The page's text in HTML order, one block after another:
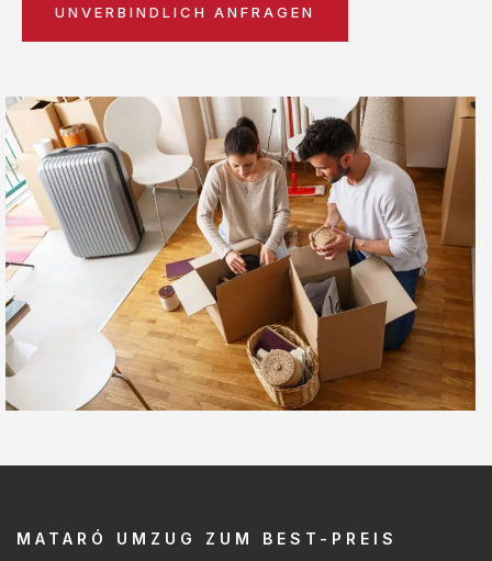
UNVERBINDLICH ANFRAGEN
MATARÓ UMZUG ZUM BEST-PREIS